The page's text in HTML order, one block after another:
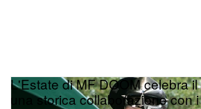
L'Estate di MF DOOM celebra
una storica collaborazione con